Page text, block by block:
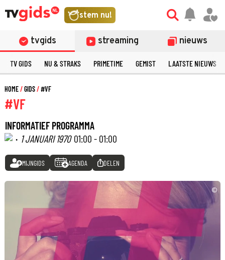
stem nu!
tvgids streaming nieuws
TV GIDS NU & STRAKS PRIMETIME GEMIST LAATSTE NIEUWS
HOME GIDS #VF
#VF
INFORMATIEF PROGRAMMA
· 1 JANUARI 1970 01:00 - 01:00
MIJNGIDS AGENDA DELEN
©